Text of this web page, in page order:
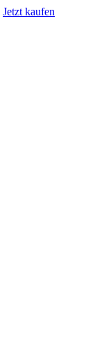
Jetzt kaufen